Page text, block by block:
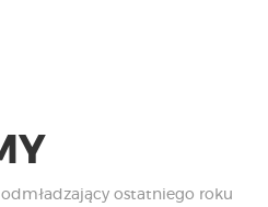
ostatniego roku